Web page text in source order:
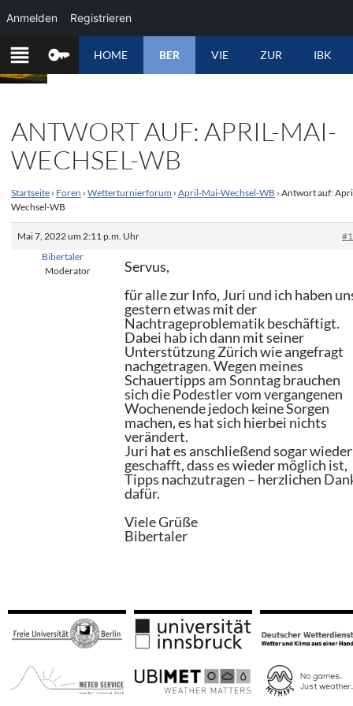
ZUM
INHALT
SPRINGEN
HOME BER VIE ZUR IBK
ANTWORT AUF: APRIL-MAI-
WECHSEL-WB
Startseite › Foren › Wetterturnierforum › April-Mai-Wechsel-WB › Antwort auf:
Wechsel-WB
Mai 7, 2022 um 2:11 p.m. Uhr
Bibertaler
Moderator
Servus,
für alle zur Info, Juri und ich haben
gestern etwas mit der
Nachtrageproblematik beschäftigt.
Dabei hab ich dann mit seiner
Unterstützung Zürich wie angefragt
nachgetragen. Wegen meines
Schauertipps am Sonntag brauchen
sich die Podestler vom vergangenen
Wochenende jedoch keine Sorgen
machen, es hat sich hierbei nichts
verändert.
Juri hat es anschließend sogar wieder
geschafft, dass es wieder möglich ist,
Tipps nachzutragen – herzlichen
dafür.
Viele Grüße
Bibertaler
Anmelden Registrieren